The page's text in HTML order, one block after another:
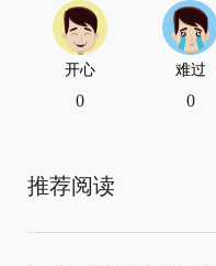
开心
0
难过
0
推荐阅读